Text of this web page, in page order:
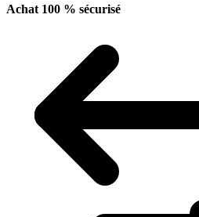
Achat 100 % sécurisé